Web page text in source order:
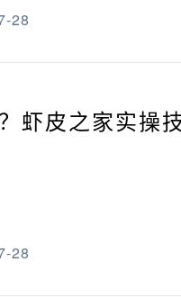
28
虾皮之家实操
28